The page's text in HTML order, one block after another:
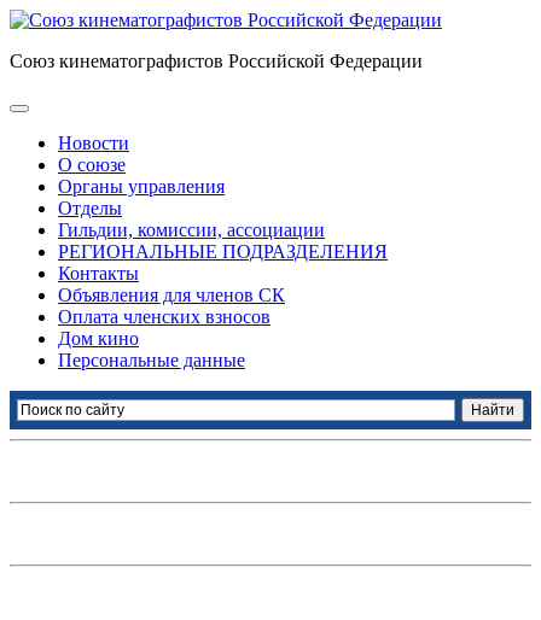
Союз кинематографистов Российской Федерации
Новости
О союзе
Органы управления
Отделы
Гильдии, комиссии, ассоциации
РЕГИОНАЛЬНЫЕ ПОДРАЗДЕЛЕНИЯ
Контакты
Объявления для членов СК
Оплата членских взносов
Дом кино
Персональные данные